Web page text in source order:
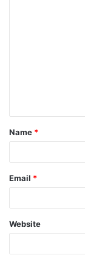
t
*
Name *
Email *
Website